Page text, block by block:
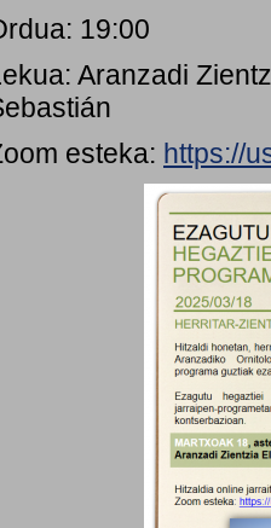
19:00
Aranzadi
esteka: https://